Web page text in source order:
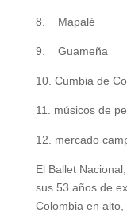
8. Mapalé
9. Guameña
10. Cumbia de
11. músicos de
12. mercado
El Ballet
sus 53 años de
Colombia en